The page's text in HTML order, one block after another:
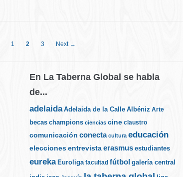
1 2 3 Next →
En La Taberna Global se habla
de...
adelaida Adelaida de la Calle Albéniz Arte
becas champions ciencias cine claustro
comunicación conecta cultura educación
elecciones entrevista erasmus estudiantes
eureka Euroliga facultad fútbol galería central